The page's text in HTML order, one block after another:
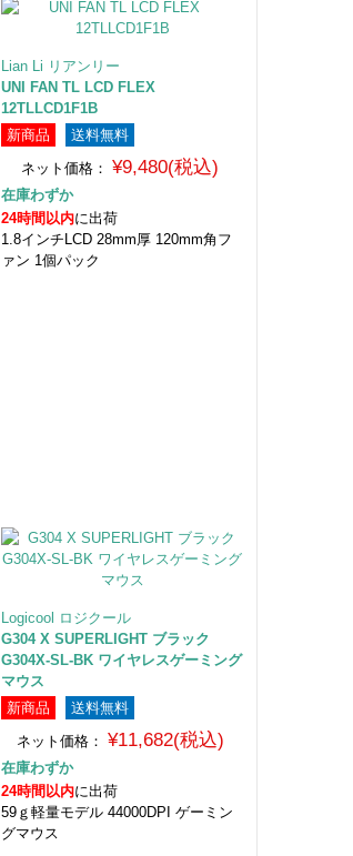
Lian Li リアンリー
UNI FAN TL LCD FLEX
12TLLCD1F1B
新商品
送料無料
ネット価格：
¥9,480(税込)
在庫わずか
24時間以内に出荷
1.8インチLCD 28mm厚 120mm角フ
ァン 1個パック
Logicool ロジクール
G304 X SUPERLIGHT ブラック
G304X-SL-BK ワイヤレスゲーミング
マウス
新商品
送料無料
ネット価格： ¥11,682(税込)
在庫わずか
24時間以内に出荷
59ｇ軽量モデル 44000DPI ゲーミン
グマウス